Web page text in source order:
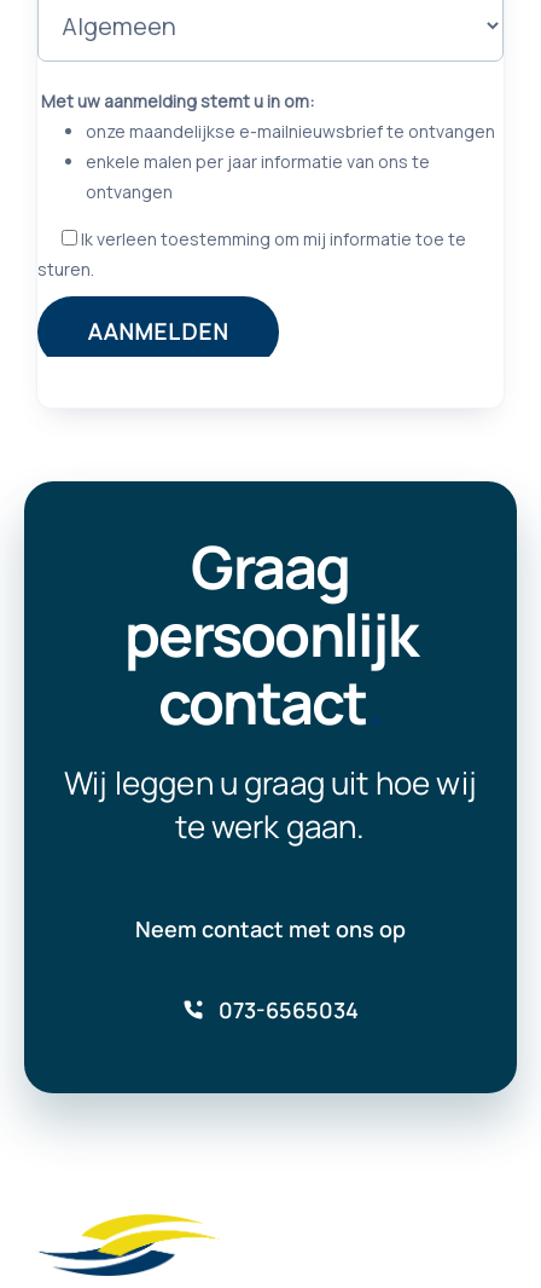
Graag
persoonlijk
contact
Wij leggen u graag uit hoe wij
te werk gaan.
Neem contact met ons op
073-6565034